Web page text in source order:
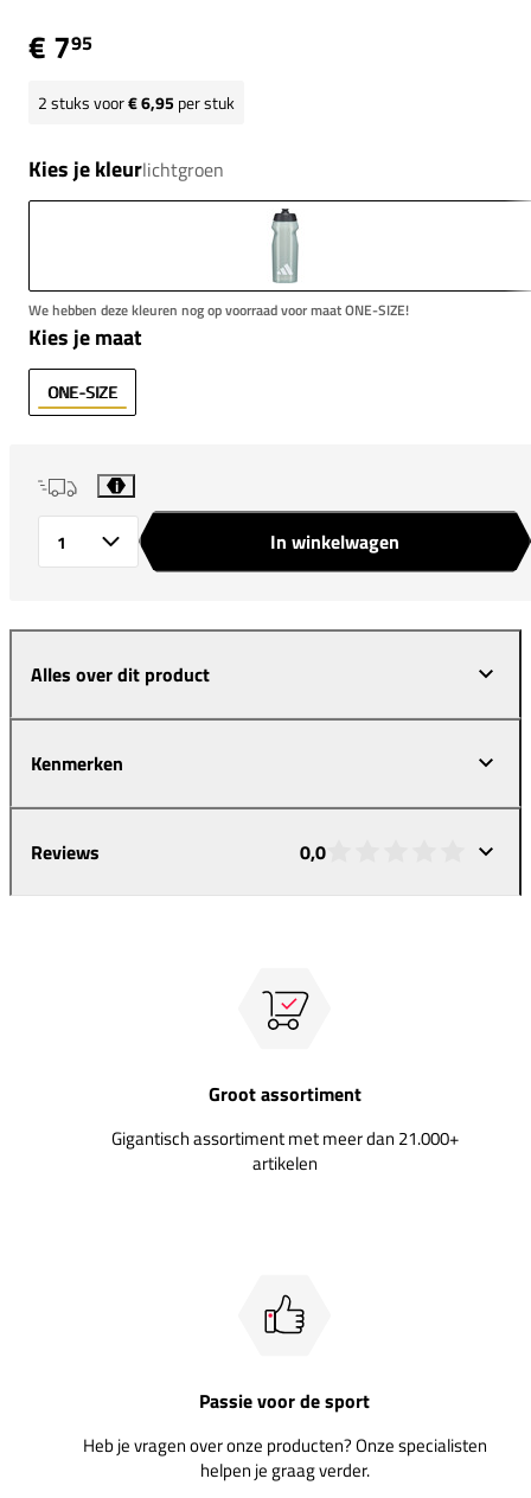
€ 795
2stuks voor€ 6,95 per stuk
Kies je kleurlichtgroen
We hebben deze kleuren nog op voorraad voor maat ONE-SIZE!
Kies je maat
ONE-SIZE
i
In winkelwagen
Alles over dit product
Kenmerken
Reviews 0,0
Groot assortiment
Gigantisch assortiment met meer dan 21.000+
artikelen
Passie voor de sport
Heb je vragen over onze producten? Onze specialisten
helpen je graag verder.